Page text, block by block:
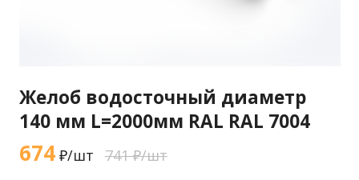
Желоб водосточный диаметр
140 мм L=2000мм RAL RAL 7004
674₽/шт 741 ₽/шт